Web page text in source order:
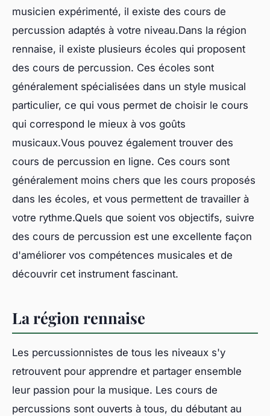
musicien expérimenté, il existe des cours de
percussion adaptés à votre niveau.Dans la région
rennaise, il existe plusieurs écoles qui proposent
des cours de percussion. Ces écoles sont
généralement spécialisées dans un style musical
particulier, ce qui vous permet de choisir le cours
qui correspond le mieux à vos goûts
musicaux.Vous pouvez également trouver des
cours de percussion en ligne. Ces cours sont
généralement moins chers que les cours proposés
dans les écoles, et vous permettent de travailler à
votre rythme.Quels que soient vos objectifs, suivre
des cours de percussion est une excellente façon
d'améliorer vos compétences musicales et de
découvrir cet instrument fascinant.
La région rennaise
Les percussionnistes de tous les niveaux s'y
retrouvent pour apprendre et partager ensemble
leur passion pour la musique. Les cours de
percussions sont ouverts à tous, du débutant au